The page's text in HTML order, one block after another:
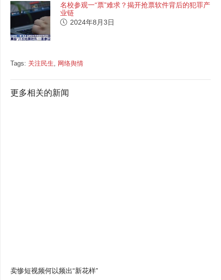
名校参观一“票”难求？揭开抢票软件背后的犯罪产
业链
2024年8月3日
Tags: 关注民生, 网络舆情
更多相关的新闻
卖惨短视频何以频出“新花样”